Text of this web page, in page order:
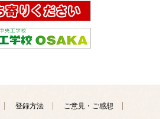
登録方法
ご意見・ご感想